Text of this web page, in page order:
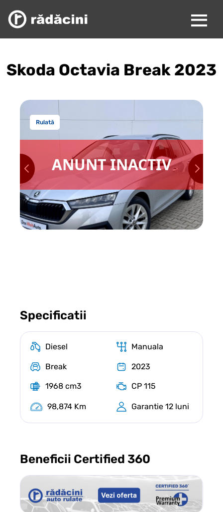
Skoda Octavia Break 2023
ANUNT INACTIV
Rulată
Specificatii
Diesel Manuala
Break 2023
1968 cm3 CP 115
98,874 Km Garantie 12 luni
Beneficii Certified 360